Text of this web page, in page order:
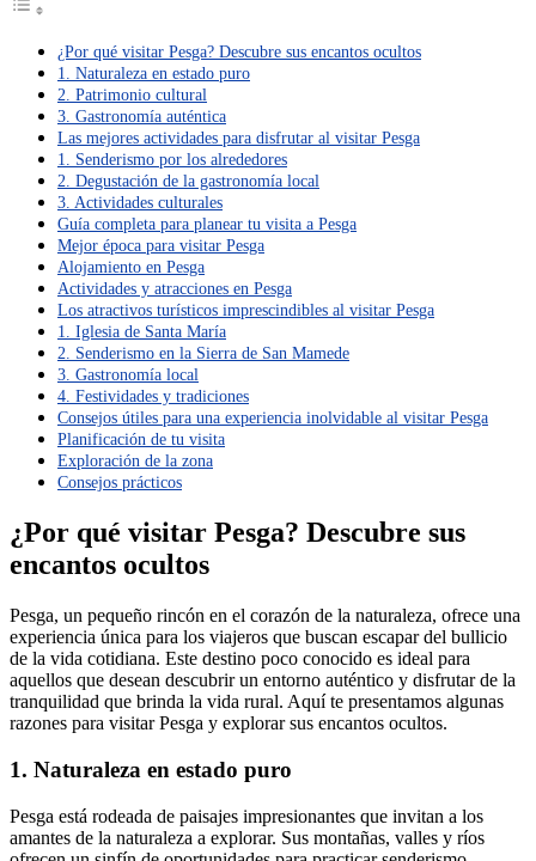
¿Por qué visitar Pesga? Descubre sus encantos ocultos
1. Naturaleza en estado puro
2. Patrimonio cultural
3. Gastronomía auténtica
Las mejores actividades para disfrutar al visitar Pesga
1. Senderismo por los alrededores
2. Degustación de la gastronomía local
3. Actividades culturales
Guía completa para planear tu visita a Pesga
Mejor época para visitar Pesga
Alojamiento en Pesga
Actividades y atracciones en Pesga
Los atractivos turísticos imprescindibles al visitar Pesga
1. Iglesia de Santa María
2. Senderismo en la Sierra de San Mamede
3. Gastronomía local
4. Festividades y tradiciones
Consejos útiles para una experiencia inolvidable al visitar Pesga
Planificación de tu visita
Exploración de la zona
Consejos prácticos
¿Por qué visitar Pesga? Descubre sus
encantos ocultos
Pesga, un pequeño rincón en el corazón de la naturaleza, ofrece una
experiencia única para los viajeros que buscan escapar del bullicio
de la vida cotidiana. Este destino poco conocido es ideal para
aquellos que desean descubrir un entorno auténtico y disfrutar de la
tranquilidad que brinda la vida rural. Aquí te presentamos algunas
razones para visitar Pesga y explorar sus encantos ocultos.
1. Naturaleza en estado puro
Pesga está rodeada de paisajes impresionantes que invitan a los
amantes de la naturaleza a explorar. Sus montañas, valles y ríos